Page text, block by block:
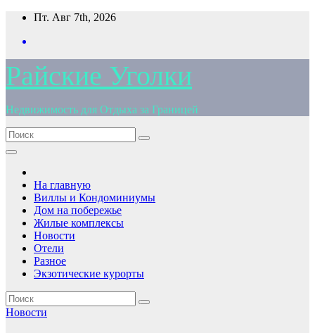
Перейти
содержимому
Пт. Авг 7th, 2026
Райские Уголки
Недвижимость для Отдыха за Границей
На главную
Виллы и Кондоминиумы
Дом на побережье
Жилые комплексы
Новости
Отели
Разное
Экзотические курорты
Новости